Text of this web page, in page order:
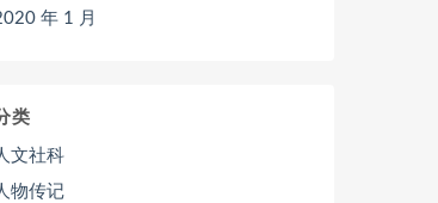
年 1 月
类
文社科
物传记